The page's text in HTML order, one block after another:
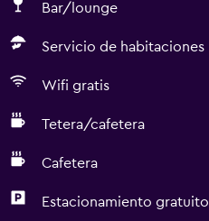
Bar/lounge
Servicio de habitaciones
Wifi gratis
Tetera/cafetera
Cafetera
Estacionamiento gratuito